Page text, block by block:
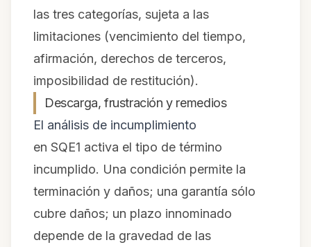
las tres categorías, sujeta a las
limitaciones (vencimiento del tiempo,
afirmación, derechos de terceros,
imposibilidad de restitución).
Descarga, frustración y remedios
El análisis de incumplimiento
en SQE1 activa el tipo de término
incumplido. Una condición permite la
terminación y daños; una garantía sólo
cubre daños; un plazo innominado
depende de la gravedad de las